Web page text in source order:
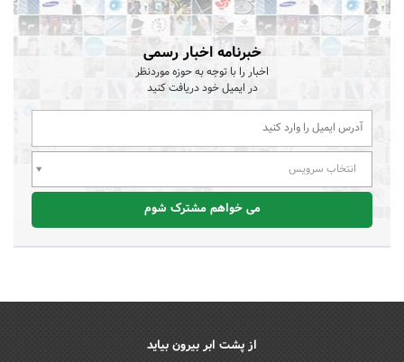
خبرنامه اخبار رسمی
اخبار را با توجه به حوزه موردنظر
در ایمیل خود دریافت کنید
انتخاب سرویس
می خواهم مشترک شوم
از پشت ابر بیرون بیاید